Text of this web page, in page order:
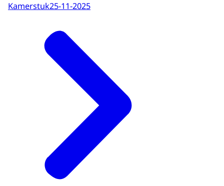
Kamerstuk25-11-2025